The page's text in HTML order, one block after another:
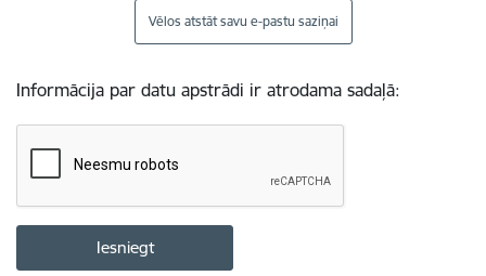
Vēlos atstāt savu e-pastu saziņai
Informācija par datu apstrādi ir atrodama sadaļā: